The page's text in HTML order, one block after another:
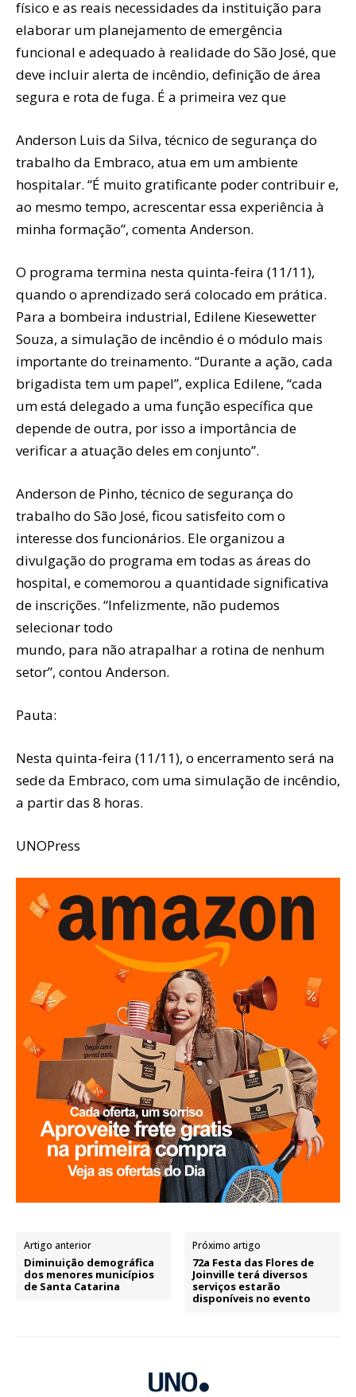
físico e as reais necessidades da instituição para
elaborar um planejamento de emergência
funcional e adequado à realidade do São José, que
deve incluir alerta de incêndio, definição de área
segura e rota de fuga. É a primeira vez que
Anderson Luis da Silva, técnico de segurança do
trabalho da Embraco, atua em um ambiente
hospitalar. “É muito gratificante poder contribuir e,
ao mesmo tempo, acrescentar essa experiência à
minha formação”, comenta Anderson.
O programa termina nesta quinta-feira (11/11),
quando o aprendizado será colocado em prática.
Para a bombeira industrial, Edilene Kiesewetter
Souza, a simulação de incêndio é o módulo mais
importante do treinamento. “Durante a ação, cada
brigadista tem um papel”, explica Edilene, “cada
um está delegado a uma função específica que
depende de outra, por isso a importância de
verificar a atuação deles em conjunto”.
Anderson de Pinho, técnico de segurança do
trabalho do São José, ficou satisfeito com o
interesse dos funcionários. Ele organizou a
divulgação do programa em todas as áreas do
hospital, e comemorou a quantidade significativa
de inscrições. “Infelizmente, não pudemos
selecionar todo
mundo, para não atrapalhar a rotina de nenhum
setor”, contou Anderson.
Pauta:
Nesta quinta-feira (11/11), o encerramento será na
sede da Embraco, com uma simulação de incêndio,
a partir das 8 horas.
UNOPress
Artigo anterior
Diminuição demográfica
dos menores municípios
de Santa Catarina
Próximo artigo
72a Festa das Flores de
Joinville terá diversos
serviços estarão
disponíveis no evento